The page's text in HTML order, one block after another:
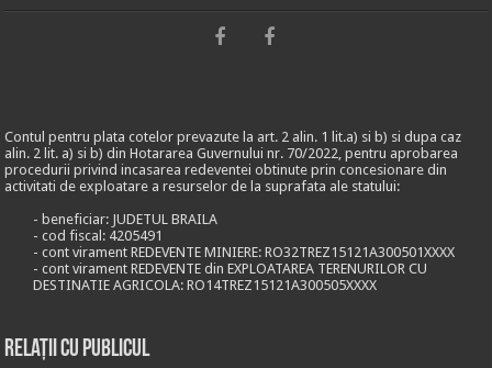
Contul pentru plata cotelor prevazute la art. 2 alin. 1 lit.a) si b) si dupa caz
alin. 2 lit. a) si b) din Hotararea Guvernului nr. 70/2022, pentru aprobarea
procedurii privind incasarea redeventei obtinute prin concesionare din
activitati de exploatare a resurselor de la suprafata ale statului:
- beneficiar: JUDETUL BRAILA
- cod fiscal: 4205491
- cont virament REDEVENTE MINIERE: RO32TREZ15121A300501XXXX
- cont virament REDEVENTE din EXPLOATAREA TERENURILOR CU
DESTINATIE AGRICOLA: RO14TREZ15121A300505XXXX
Relații cu publicul